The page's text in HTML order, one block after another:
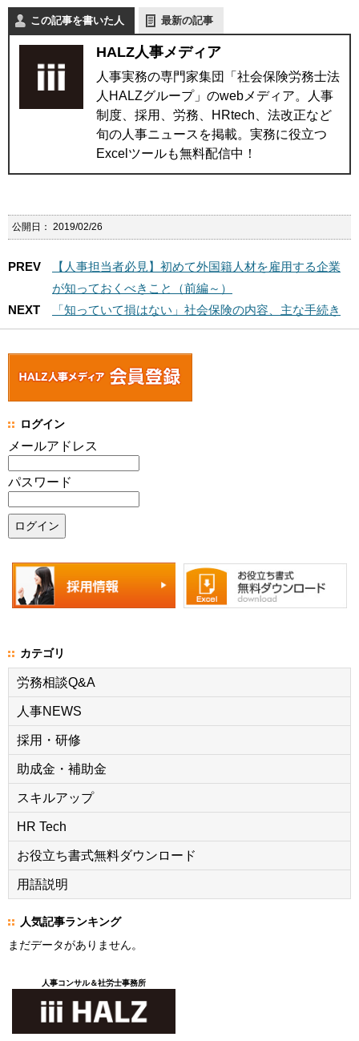
この記事を書いた人 最新の記事
HALZ人事メディア
人事実務の専門家集団「社会保険労務士法
人HALZグループ」のwebメディア。人事
制度、採用、労務、HRtech、法改正など
旬の人事ニュースを掲載。実務に役立つ
Excelツールも無料配信中！
公開日： 2019/02/26
PREV
【人事担当者必見】初めて外国籍人材を雇用する企業
が知っておくべきこと（前編～）
NEXT
「知っていて損はない」社会保険の内容、主な手続き
ログイン
メールアドレス
パスワード
カテゴリ
労務相談Q&A
人事NEWS
採用・研修
助成金・補助金
スキルアップ
HR Tech
お役立ち書式無料ダウンロード
用語説明
人気記事ランキング
まだデータがありません。
人事コンサル＆社労士事務所